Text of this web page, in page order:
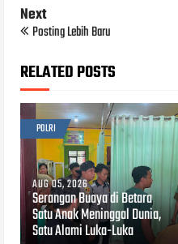
Next
Posting Lebih Baru
RELATED POSTS
POLRI
AUG 05, 2026
Serangan Buaya di Betara
Satu Anak Meninggal Dunia,
Satu Alami Luka-Luka